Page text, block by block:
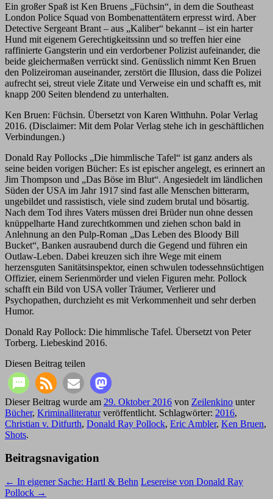
Ein großer Spaß ist Ken Bruens „Füchsin“, in dem die Southeast
London Police Squad von Bombenattentätern erpresst wird. Aber
Detective Sergeant Brant – aus „Kaliber“ bekannt – ist ein harter
Hund mit eigenem Gerechtigkeitssinn und so treffen hier eine
raffinierte Gangsterin und ein verdorbener Polizist aufeinander, die
beide gleichermaßen verrückt sind. Genüsslich nimmt Ken Bruen
den Polizeiroman auseinander, zerstört die Illusion, dass die Polizei
aufrecht sei, streut viele Zitate und Verweise ein und schafft es, mit
knapp 200 Seiten blendend zu unterhalten.
Ken Bruen: Füchsin. Übersetzt von Karen Witthuhn. Polar Verlag
2016. (Disclaimer: Mit dem Polar Verlag stehe ich in geschäftlichen
Verbindungen.)
Donald Ray Pollocks „Die himmlische Tafel“ ist ganz anders als
seine beiden vorigen Bücher: Es ist epischer angelegt, es erinnert an
Jim Thompson und „Das Böse im Blut“. Angesiedelt im ländlichen
Süden der USA im Jahr 1917 sind fast alle Menschen bitterarm,
ungebildet und rassistisch, viele sind zudem brutal und bösartig.
Nach dem Tod ihres Vaters müssen drei Brüder nun ohne dessen
knüppelharte Hand zurechtkommen und ziehen schon bald in
Anlehnung an den Pulp-Roman „Das Leben des Bloody Bill
Bucket“, Banken ausraubend durch die Gegend und führen ein
Outlaw-Leben. Dabei kreuzen sich ihre Wege mit einem
herzensguten Sanitätsinspektor, einen schwulen todessehnsüchtigen
Offizier, einem Serienmörder und vielen Figuren mehr. Pollock
schafft ein Bild von USA voller Träumer, Verlierer und
Psychopathen, durchzieht es mit Verkommenheit und sehr derben
Humor.
Donald Ray Pollock: Die himmlische Tafel. Übersetzt von Peter
Torberg. Liebeskind 2016.
Diesen Beitrag teilen
Dieser Beitrag wurde am 29. Oktober 2016 von Zeilenkino unter
Bücher, Kriminalliteraturveröffentlicht. Schlagwörter: 2016,
Christian v. Ditfurth, Donald Ray Pollock, Eric Ambler, Ken Bruen,
Shots.
Beitragsnavigation
← In eigener Sache: Hartl & Behn Lesereise von Donald Ray
Pollock →